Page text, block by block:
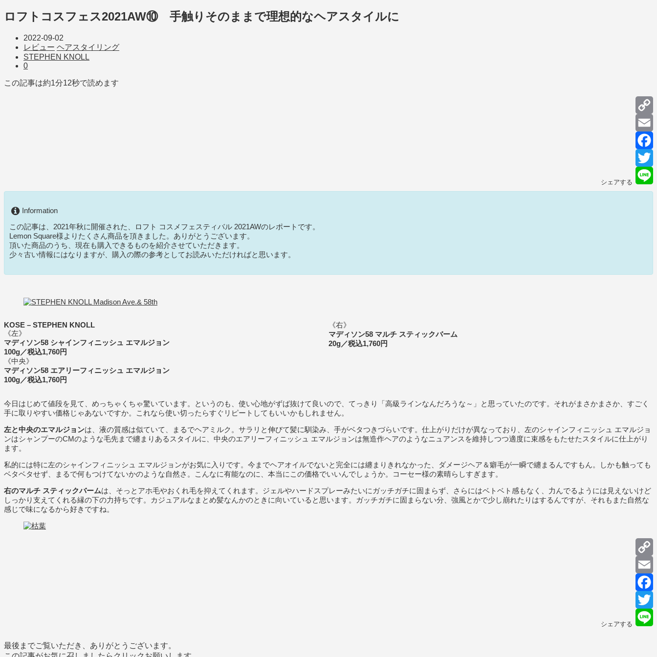
ロフトコスフェス2021AW⑩ 手触りそのままで理想的なヘアスタイルに
2022-09-02
レビュー ヘアスタイリング
STEPHEN KNOLL
0
この記事は約1分12秒で読めます
シェアする
Information
この記事は、2021年秋に開催された、ロフト コスメフェスティバル 2021AWのレポートです。
Lemon Square様よりたくさん商品を頂きました。ありがとうございます。
頂いた商品のうち、現在も購入できるものを紹介させていただきます。
少々古い情報にはなりますが、購入の際の参考としてお読みいただければと思います。
KOSE – STEPHEN KNOLL
《左》
マディソン58 シャインフィニッシュ エマルジョン
100g／税込1,760円
《中央》
マディソン58 エアリーフィニッシュ エマルジョン
100g／税込1,760円
《右》
マディソン58 マルチ スティックバーム
20g／税込1,760円
今日はじめて値段を見て、めっちゃくちゃ驚いています。というのも、使い心地がずば抜けて良いので、てっきり「高級ラインなんだろうな～」と思っていたのです。それがまさかまさか、すごく
手に取りやすい価格じゃあないですか。これなら使い切ったらすぐリピートしてもいいかもしれません。
左と中央のエマルジョンは、液の質感は似ていて、まるでヘアミルク。サラリと伸びて髪に馴染み、手がベタつきづらいです。仕上がりだけが異なっており、左のシャインフィニッシュ エマルジョ
ンはシャンプーのCMのような毛先まで纏まりあるスタイルに、中央のエアリーフィニッシュ エマルジョンは無造作ヘアのようなニュアンスを維持しつつ適度に束感をもたせたスタイルに仕上がり
ます。
私的には特に左のシャインフィニッシュ エマルジョンがお気に入りです。今までヘアオイルでないと完全には纏まりきれなかった、ダメージヘア＆癖毛が一瞬で纏まるんですもん。しかも触っても
ベタベタせず、まるで何もつけてないかのような自然さ。こんなに有能なのに、本当にこの価格でいいんでしょうか。コーセー様の素晴らしすぎます。
右のマルチ スティックバームは、そっとアホ毛やおくれ毛を抑えてくれます。ジェルやハードスプレーみたいにガッチガチに固まらず、さらにはベトベト感もなく、力んでるようには見えないけど
しっかり支えてくれる縁の下の力持ちです。カジュアルなまとめ髪なんかのときに向いていると思います。ガッチガチに固まらない分、強風とかで少し崩れたりはするんですが、それもまた自然な
感じで味になるから好きですね。
シェアする
最後までご覧いただき、ありがとうございます。